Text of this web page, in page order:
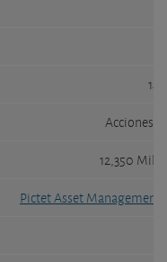
Acciones
12,350
Pictet Asset Management